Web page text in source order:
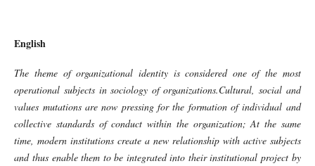
English
The theme of organizational identity is considered one of the most
operational subjects in sociology of organizations.Cultural, social and
values ​​mutations are now pressing for the formation of individual and
collective standards of conduct within the organization; At the same
time, modern institutions create a new relationship with active subjects
and thus enable them to be integrated into their institutional project by